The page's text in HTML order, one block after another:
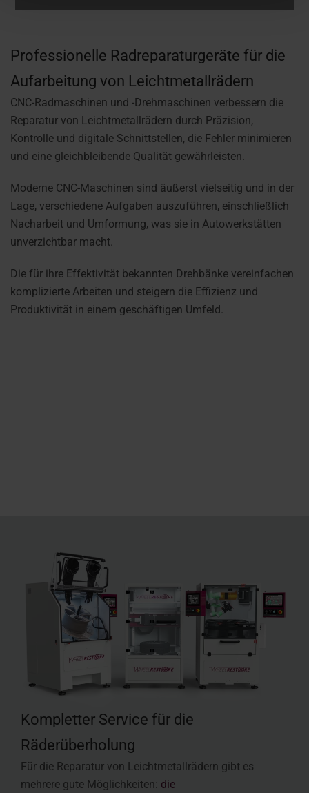
Professionelle Radreparaturgeräte für die
Aufarbeitung von Leichtmetallrädern
CNC-Radmaschinen und -Drehmaschinen verbessern die
Reparatur von Leichtmetallrädern durch Präzision,
Kontrolle und digitale Schnittstellen, die Fehler minimieren
und eine gleichbleibende Qualität gewährleisten.
Moderne CNC-Maschinen sind äußerst vielseitig und in der
Lage, verschiedene Aufgaben auszuführen, einschließlich
Nacharbeit und Umformung, was sie in Autowerkstätten
unverzichtbar macht.
Die für ihre Effektivität bekannten Drehbänke vereinfachen
komplizierte Arbeiten und steigern die Effizienz und
Produktivität in einem geschäftigen Umfeld.
Kompletter Service für die
Räderüberholung
Für die Reparatur von Leichtmetallrädern gibt es
mehrere gute Möglichkeiten: die